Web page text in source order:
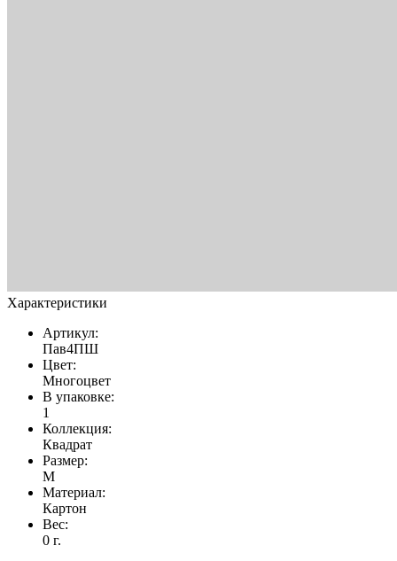
Характеристики
Артикул:
Пав4ПШ
Цвет:
Многоцвет
В упаковке:
1
Коллекция:
Квадрат
Размер:
M
Материал:
Картон
Вес:
0 г.